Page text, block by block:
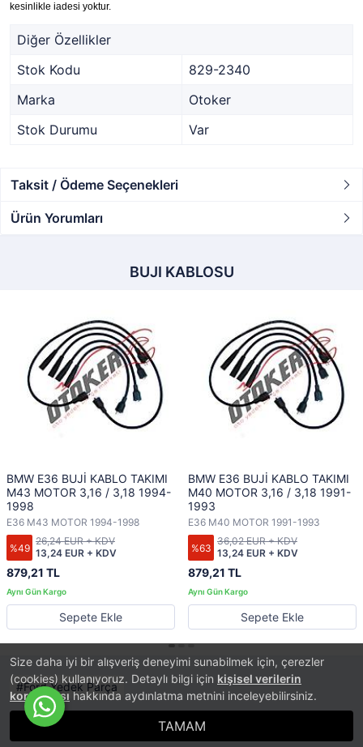
Size daha iyi bir alışveriş deneyimi sunabilmek için, çerezler
(cookies) kullanıyoruz. Detaylı bilgi için kişisel verilerin
korunmasıhakkında aydınlatma metnini inceleyebilirsiniz.
TAMAM
kesinlikle iadesi yoktur.
Diğer Özellikler
Stok Kodu
829-2340
Marka
Otoker
Stok Durumu
Var
Taksit / Ödeme Seçenekleri
Ürün Yorumları
BUJI KABLOSU
BMW E36 BUJİ KABLO TAKIMI
M43 MOTOR 3,16 / 3,18 1994-
1998
E36 M43 MOTOR 1994-1998
%49
879,21 TL
13,24 EUR + KDV
26,24 EUR + KDV
Sepete Ekle
BMW E36 BUJİ KABLO TAKIMI
M40 MOTOR 3,16 / 3,18 1991-
1993
E36 M40 MOTOR 1991-1993
%63
879,21 TL
13,24 EUR + KDV
36,02 EUR + KDV
Sepete Ekle
Ford Yedek Parça
E-Ticaret Sistemi